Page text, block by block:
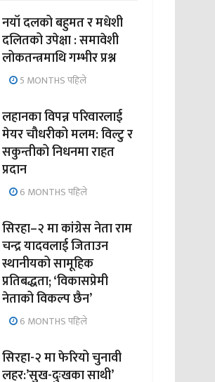
नयाँ दलको बहुमत र मधेशी
दलितको उपेक्षा : समावेशी
लोकतन्त्रमाथि गम्भीर प्रश्न
5 MONTHS पहिले
लहानका विपन्न परिवारलाई
मेयर चौधरीको मलम: विल्टु र
सकुन्तीको निधनमा राहत
प्रदान
6 MONTHS पहिले
सिरहा–२ मा कांग्रेस नेता राम
चन्द्र यादवलाई जिताउन
स्थानीयको सामूहिक
प्रतिबद्धता; ‘विकासप्रेमी
नेताको विकल्प छैन’
6 MONTHS पहिले
सिरहा-२ मा फेरियो चुनावी
लहर:’सुख-दुःखका साथी’